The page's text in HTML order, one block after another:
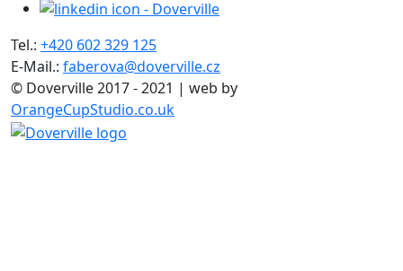
Tel.: +420 602 329 125
E-Mail.: faberova@doverville.cz
© Doverville 2017 - 2021 | web by
OrangeCupStudio.co.uk